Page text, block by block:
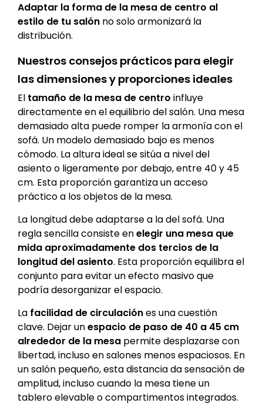
Adaptar la forma de la mesa de centro al
estilo de tu salón no solo armonizará la
distribución.
Nuestros consejos prácticos para elegir
las dimensiones y proporciones ideales
El tamaño de la mesa de centro influye
directamente en el equilibrio del salón. Una mesa
demasiado alta puede romper la armonía con el
sofá. Un modelo demasiado bajo es menos
cómodo. La altura ideal se sitúa a nivel del
asiento o ligeramente por debajo, entre 40 y 45
cm. Esta proporción garantiza un acceso
práctico a los objetos de la mesa.
La longitud debe adaptarse a la del sofá. Una
regla sencilla consiste enelegir una mesa que
mida aproximadamente dos tercios de la
longitud del asiento. Esta proporción equilibra el
conjunto para evitar un efecto masivo que
podría desorganizar el espacio.
La facilidad de circulaciónes una cuestión
clave. Dejar unespacio de paso de 40 a 45 cm
alrededor de la mesa permite desplazarse con
libertad, incluso en salones menos espaciosos. En
un salón pequeño, esta distancia da sensación de
amplitud, incluso cuando la mesa tiene un
tablero elevable o compartimentos integrados.